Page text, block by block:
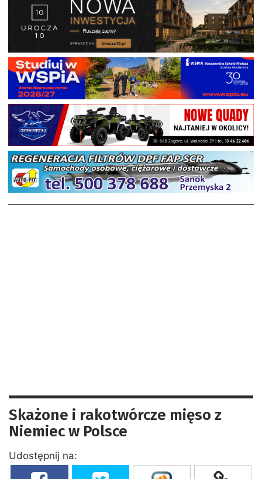
Skażone i rakotwórcze mięso z
Niemiec w Polsce
Udostępnij na: